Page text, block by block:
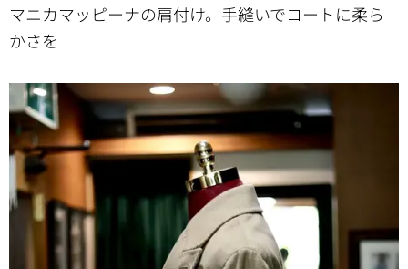
マニカマッピーナの肩付け。手縫いでコートに柔ら
かさを